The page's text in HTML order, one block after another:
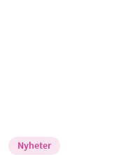
Nyheter